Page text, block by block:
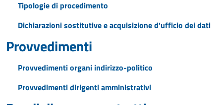
Tipologie di procedimento
Dichiarazioni sostitutive e acquisizione d'ufficio dei dati
Provvedimenti
Provvedimenti organi indirizzo-politico
Provvedimenti dirigenti amministrativi